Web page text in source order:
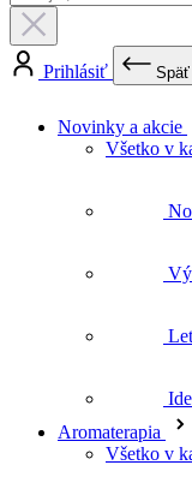
Prihlásiť Späť
Novinky a akcie
Všetko v
Aromaterapia
Všetko v